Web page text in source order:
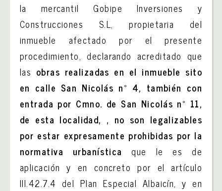
la mercantil Gobipe Inversiones y
Construcciones S.L, propietaria del
inmueble afectado por el presente
procedimiento, declarando acreditado que
las obras realizadas en el inmueble sito
en calle San Nicolás nº 4, también con
entrada por Cmno. de San Nicolás nº 11,
de esta localidad, , no son legalizables
por estar expresamente prohibidas por la
normativa urbanística que le es de
aplicación y en concreto por el artículo
III.42.7.4 del Plan Especial Albaicín, y en